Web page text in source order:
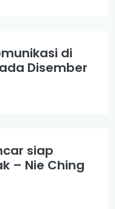
di
Disember
siap
– Nie Ching